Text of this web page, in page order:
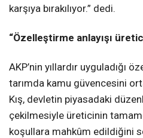
karşıya bırakılıyor.” dedi.
“Özelleştirme anlayışı
AKP’nin yıllardır uyguladığı
tarımda kamu güvencesini
Kış, devletin piyasadaki
çekilmesiyle üreticinin
koşullara mahkûm edildiğini